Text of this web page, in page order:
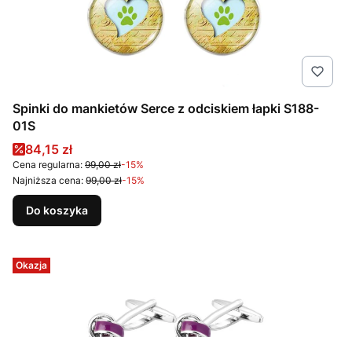
Spinki do mankietów Serce z odciskiem łapki S188-
01S
Cena promocyjna
84,15 zł
Cena regularna: 99,00 zł-15%
Najniższa cena: 99,00 zł-15%
Do koszyka
Okazja